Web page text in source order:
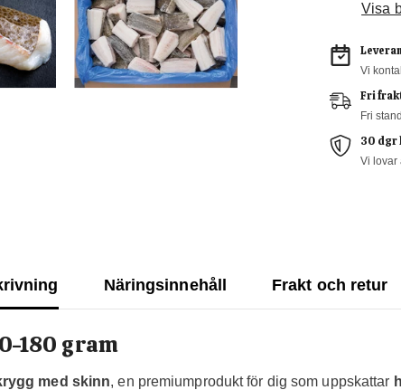
Visa
Vi
Fri
Fri
30 dgr
Vi lovar
Näringsinnehåll Frakt och retur
180 gram
med skinn, en premiumprodukt för dig som uppskattar